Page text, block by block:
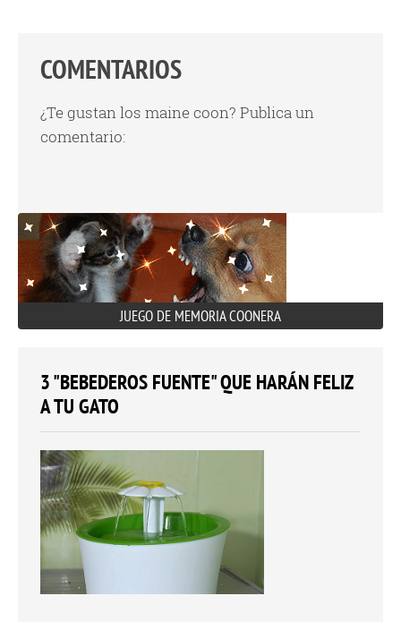
COMENTARIOS
¿Te gustan los maine coon? Publica un
comentario:
JUEGO DE MEMORIA COONERA
3 "BEBEDEROS FUENTE" QUE HARÁN FELIZ
A TU GATO